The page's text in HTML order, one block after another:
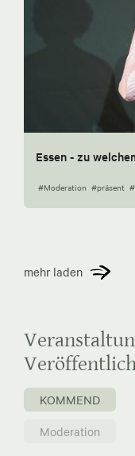
Essen - zu
#Moderation #präsent
mehr laden
KOMMEND
Moderation